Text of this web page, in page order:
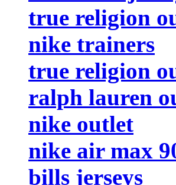
true religion
nike trainers
true religion
ralph lauren
nike outlet
nike air max
bills jerseys